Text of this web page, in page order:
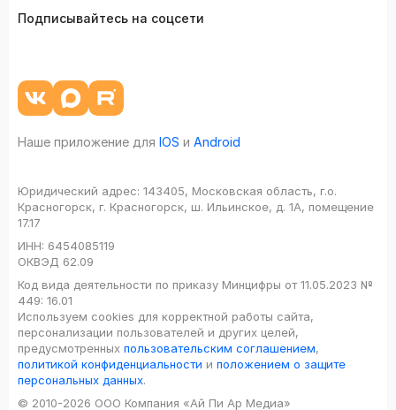
Подписывайтесь на соцсети
Наше приложение для IOS и Android
Юридический адрес: 143405, Московская область, г.о.
Красногорск, г. Красногорск, ш. Ильинское, д. 1А, помещение
17.17
ИНН: 6454085119
ОКВЭД 62.09
Код вида деятельности по приказу Минцифры от 11.05.2023 №
449: 16.01
Используем cookies для корректной работы сайта,
персонализации пользователей и других целей,
предусмотренных пользовательским соглашением,
политикой конфиденциальности и положением о защите
персональных данных.
© 2010-2026 ООО Компания «Ай Пи Ар Медиа»